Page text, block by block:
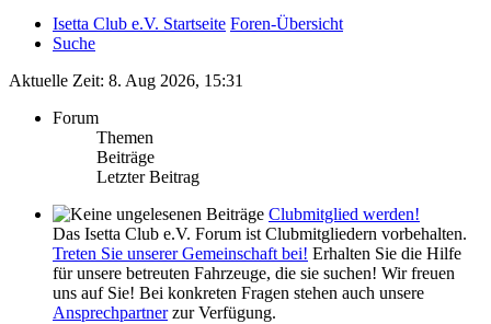
Isetta Club e.V. Startseite Foren-Übersicht
Suche
Aktuelle Zeit: 8. Aug 2026, 15:31
Forum
Themen
Beiträge
Letzter Beitrag
Clubmitglied werden!
Das Isetta Club e.V. Forum ist Clubmitgliedern vorbehalten.
Treten Sie unserer Gemeinschaft bei! Erhalten Sie die Hilfe
für unsere betreuten Fahrzeuge, die sie suchen! Wir freuen
uns auf Sie! Bei konkreten Fragen stehen auch unsere
Ansprechpartnerzur Verfügung.